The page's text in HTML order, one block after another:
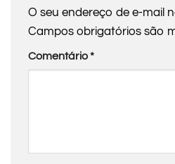
O seu endereço de e-mail
Campos obrigatórios são
Comentário*